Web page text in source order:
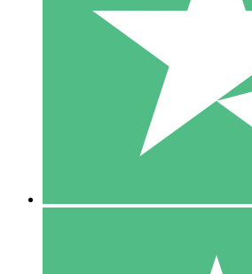
Paga según el uso con créditos de
10 00
10 Descargas